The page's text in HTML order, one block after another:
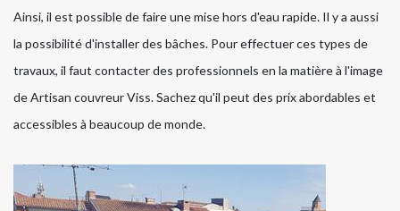
Ainsi, il est possible de faire une mise hors d'eau rapide. Il y a aussi
la possibilité d'installer des bâches. Pour effectuer ces types de
travaux, il faut contacter des professionnels en la matière à l'image
de Artisan couvreur Viss. Sachez qu'il peut des prix abordables et
accessibles à beaucoup de monde.